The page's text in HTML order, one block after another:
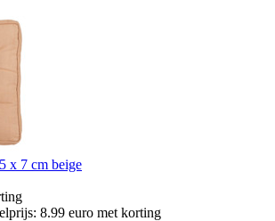
x 7 cm beige
8.99 euro met korting